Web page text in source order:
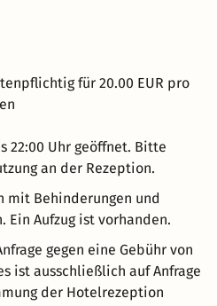
für 20.00 EUR pro
22:00 Uhr geöffnet. Bitte
an der Rezeption.
mit Behinderungen und
Ein Aufzug ist vorhanden.
gegen eine Gebühr von
ist ausschließlich auf Anfrage
der Hotelrezeption